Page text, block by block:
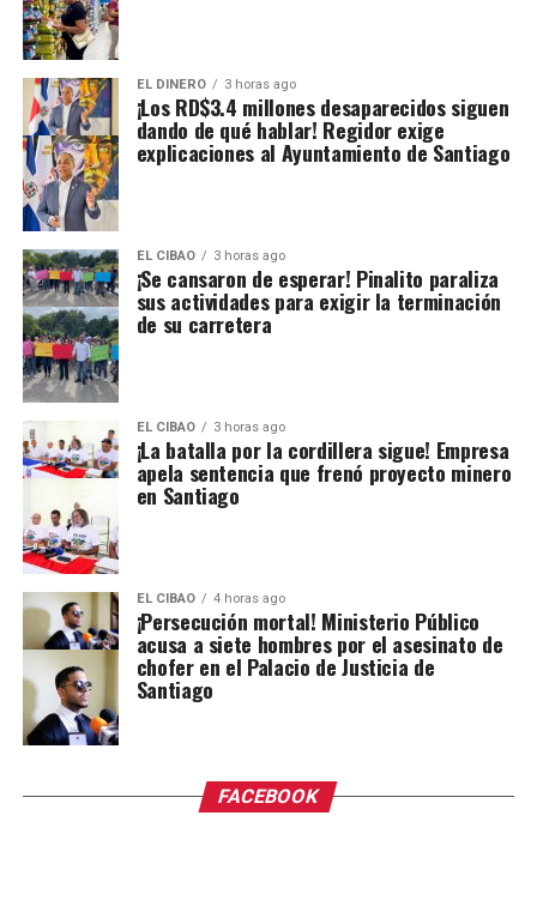
EL DINERO 3 horas ago
¡Los RD$3.4 millones desaparecidos siguen
dando de qué hablar! Regidor exige
explicaciones al Ayuntamiento de Santiago
EL CIBAO 3 horas ago
¡Se cansaron de esperar! Pinalito paraliza
sus actividades para exigir la terminación
de su carretera
EL CIBAO 3 horas ago
¡La batalla por la cordillera sigue! Empresa
apela sentencia que frenó proyecto minero
en Santiago
EL CIBAO 4 horas ago
¡Persecución mortal! Ministerio Público
acusa a siete hombres por el asesinato de
chofer en el Palacio de Justicia de
Santiago
FACEBOOK